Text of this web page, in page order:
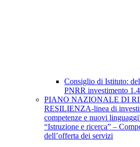
Consiglio di Istituto:
PNRR investimento
PIANO NAZIONALE DI
RESILIENZA-linea di
competenze e nuovi
“Istruzione e ricerca” –
dell’offerta dei servizi